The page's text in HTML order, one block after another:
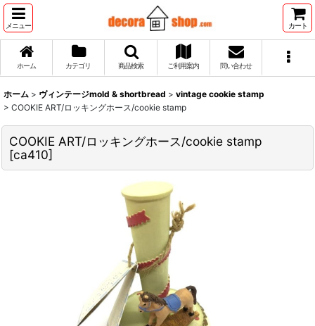
メニュー カート
ホーム カテゴリ 商品検索 ご利用案内 問い合わせ
ホーム > ヴィンテージmold & shortbread > vintage cookie stamp
> COOKIE ART/ロッキングホース/cookie stamp
COOKIE ART/ロッキングホース/cookie stamp
[ca410]